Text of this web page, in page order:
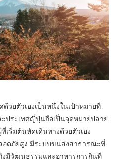
ด้วยตัวเองเป็นหนึ่งในเป้าหมายที่
ประเทศญี่ปุ่นถือเป็นจุดหมายปลาย
ริ่มต้นหัดเดินทางด้วยตัวเอง
อดภัยสูง มีระบบขนส่งสาธารณะที่
งมีวัฒนธรรมและอาหารการกินที่